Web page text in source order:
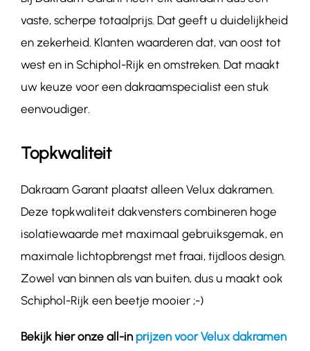
vaste, scherpe totaalprijs. Dat geeft u duidelijkheid
en zekerheid. Klanten waarderen dat, van oost tot
west en in Schiphol-Rijk en omstreken. Dat maakt
uw keuze voor een dakraamspecialist een stuk
eenvoudiger.
Topkwaliteit
Dakraam Garant plaatst alleen Velux dakramen.
Deze topkwaliteit dakvensters combineren hoge
isolatiewaarde met maximaal gebruiksgemak, en
maximale lichtopbrengst met fraai, tijdloos design.
Zowel van binnen als van buiten, dus u maakt ook
Schiphol-Rijk een beetje mooier ;-)
Bekijk hier onze all-in prijzen voor Velux dakramen